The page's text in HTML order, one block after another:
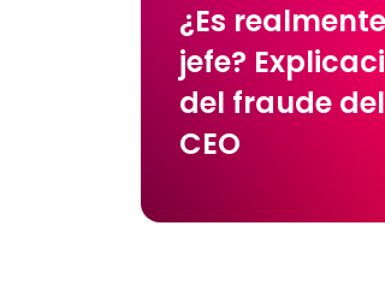
¿Es
jefe?
del fraude del
CEO